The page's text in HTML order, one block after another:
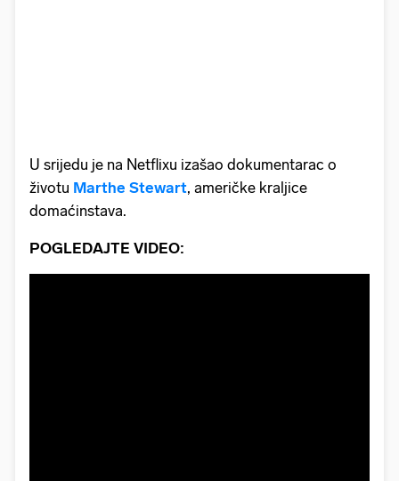
U srijedu je na Netflixu izašao dokumentarac o
životu Marthe Stewart, američke kraljice
domaćinstava.
POGLEDAJTE VIDEO: